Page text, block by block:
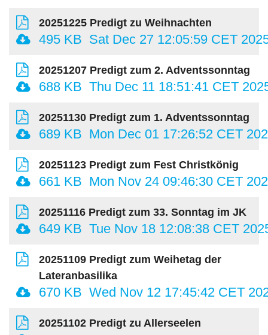
20251225 Predigt zu Weihnachten
495 KB Sat Dec 27 12:05:59 CET
20251207 Predigt zum 2. Adventssonntag
688 KB Thu Dec 11 18:51:41 CET
20251130 Predigt zum 1. Adventssonntag
689 KB Mon Dec 01 17:26:52 CET
20251123 Predigt zum Fest Christkönig
661 KB Mon Nov 24 09:46:30 CET
20251116 Predigt zum 33. Sonntag im JK
649 KB Tue Nov 18 12:08:38 CET
20251109 Predigt zum Weihetag der
Lateranbasilika
670 KB Wed Nov 12 17:45:42 CET
20251102 Predigt zu Allerseelen